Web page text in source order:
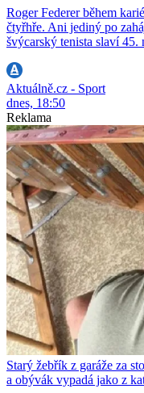
Roger Federer během
čtyřhře. Ani jediný po
švýcarský tenista slaví 45.
Aktuálně.cz - Sport
dnes, 18:50
Reklama
Starý žebřík z garáže za
a obývák vypadá jako z